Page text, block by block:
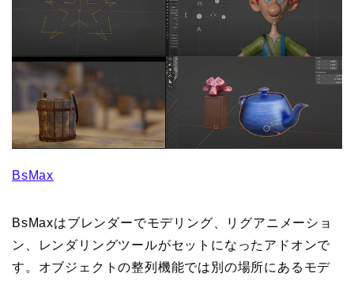
BsMax
BsMaxはブレンダーでモデリング、リグアニメーショ
ン、レンダリングツールがセットになったアドオンで
す。オブジェクトの整列機能では別の場所にあるモデ